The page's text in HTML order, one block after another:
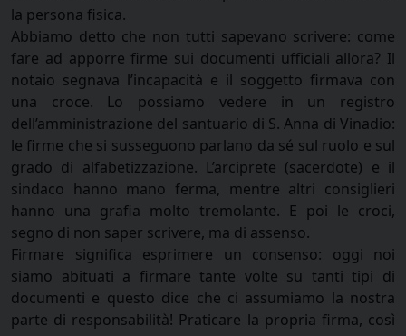
la persona fisica.
Abbiamo detto che non tutti sapevano scrivere: come
fare ad apporre firme sui documenti ufficiali allora? Il
notaio segnava l’incapacità e il soggetto firmava con
una croce. Lo possiamo vedere in un registro
dell’amministrazione del santuario di S. Anna di Vinadio:
le firme che si susseguono parlano da sé sul ruolo e sul
grado di alfabetizzazione. L’arciprete (sacerdote) e il
sindaco hanno mano ferma, mentre altri consiglieri
hanno una grafia molto tremolante. E poi le croci,
segno di non saper scrivere, ma di assenso.
Firmare significa esprimere un consenso: oggi noi
siamo abituati a firmare tante volte su tanti tipi di
documenti e questo dice che ci assumiamo la nostra
parte di responsabilità! Praticare la propria firma, così